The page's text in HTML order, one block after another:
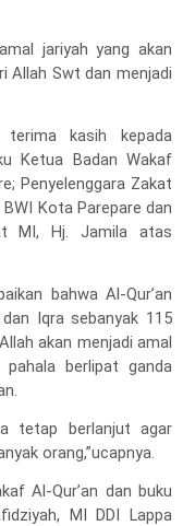
jariyah yang akan
Allah Swt dan menjadi
terima kasih kepada
Ketua Badan Wakaf
Penyelenggara Zakat
Kota Parepare dan
MI, Hj. Jamila atas
bahwa Al-Qur’an
Iqra sebanyak 115
akan menjadi amal
berlipat ganda
tetap berlanjut agar
orang,”ucapnya.
Al-Qur’an dan buku
MI DDI Lappa